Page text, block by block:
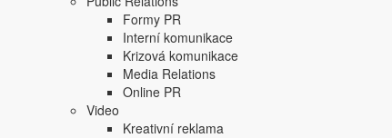
Formy PR
Interní komunikace
Krizová komunikace
Media Relations
Online PR
Video
Kreativní reklama